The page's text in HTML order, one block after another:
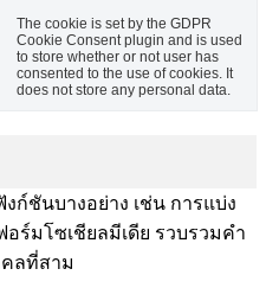
The cookie is set by the GDPR
Cookie Consent plugin and is used
to store whether or not user has
consented to the use of cookies. It
does not store any personal data.
ก์ชันบางอย่าง เช่น การแบ่ง
ร์มโซเชียลมีเดีย รวบรวมคำ
ลที่สาม